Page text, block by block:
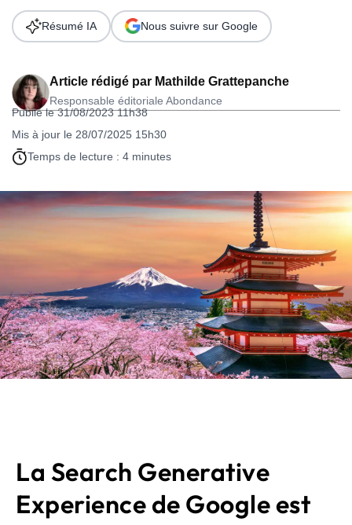
Audit SEO
Article rédigé par Mathilde Grattepanche
Responsable éditoriale Abondance
Publié le 31/08/2023 11h38
Mis à jour le 28/07/2025 15h30
Temps de lecture : 4 minutes
Résumé IA Nous suivre sur Google
La Search Generative
Experience de Google est